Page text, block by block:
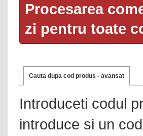
Procesarea
zi pentru toate
Cauta dupa cod produs - avansat
Introduceti codul
introduce si un